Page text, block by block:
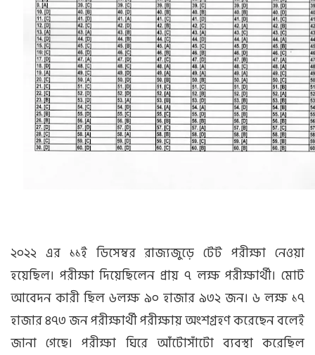
২০২২ এর ১১ই ডিসেম্বর রাজ্যজুড়ে টেট পরীক্ষা নেওয়া
হয়েছিল। পরীক্ষা দিয়েছিলেন প্রায় ৭ লক্ষ পরীক্ষার্থী। মোট
আবেদন কারী ছিল ৬লক্ষ ৯০ হাজার ৯৩২ জন। ৬ লক্ষ ১৭
হাজার ৪৭৩ জন পরীক্ষার্থী পরীক্ষায় অংশগ্রহণ করেছেন বলেই
জানা গেছে। পরীক্ষা ঘিরে আঁটোসাঁটো ব্যবস্থা করেছিল